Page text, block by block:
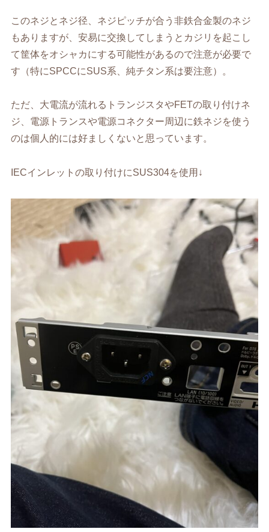
このネジとネジ径、ネジピッチが合う非鉄合金製のネジ
もありますが、安易に交換してしまうとカジリを起こし
て筐体をオシャカにする可能性があるので注意が必要で
す（特にSPCCにSUS系、純チタン系は要注意）。
ただ、大電流が流れるトランジスタやFETの取り付けネ
ジ、電源トランスや電源コネクター周辺に鉄ネジを使う
のは個人的には好ましくないと思っています。
IECインレットの取り付けにSUS304を使用↓